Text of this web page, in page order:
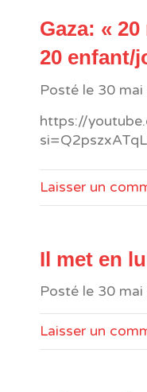
Gaza: «
20 enfant/
Posté le 30
https://
Laisser un
Il met en
Posté le 30
Laisser un